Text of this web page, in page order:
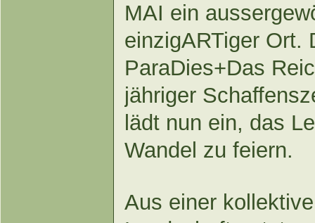
MAI ein
einzigARTiger Ort.
ParaDies+Das
jähriger
lädt nun ein, das
Wandel zu feiern.
Aus einer